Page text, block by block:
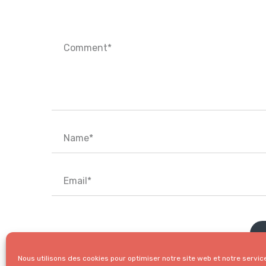
Nous utilisons des cookies pour optimiser notre site web et notre